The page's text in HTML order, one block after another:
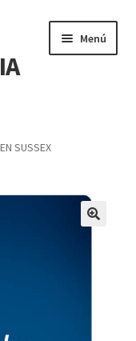
Menú
SUSSEX